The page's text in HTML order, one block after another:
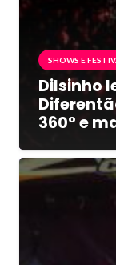
SHOWS E
Dilsinho
360° e